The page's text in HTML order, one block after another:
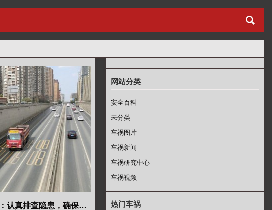
网站分类
安全百科
未分类
车祸图片
车祸新闻
车祸研究中心
车祸视频
热门车祸
额敏路政海事局：认真排查隐患，确保春节及“两会”期间道路安全